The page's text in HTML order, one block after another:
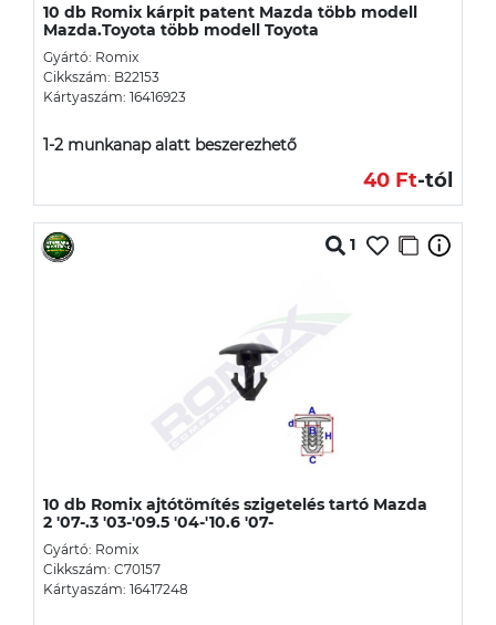
10 db Romix kárpit patent Mazda több modell
Mazda.Toyota több modell Toyota
Gyártó: Romix
Cikkszám: B22153
Kártyaszám: 16416923
1-2 munkanap alatt beszerezhető
40 Ft-tól
1
10 db Romix ajtótömítés szigetelés tartó Mazda
2 '07-.3 '03-'09.5 '04-'10.6 '07-
Gyártó: Romix
Cikkszám: C70157
Kártyaszám: 16417248